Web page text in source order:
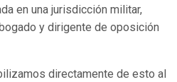
en una jurisdicción militar,
y dirigente de oposición
directamente de esto al